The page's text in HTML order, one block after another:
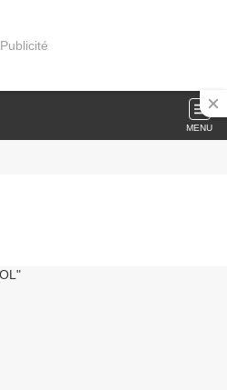
Publicité
MENU